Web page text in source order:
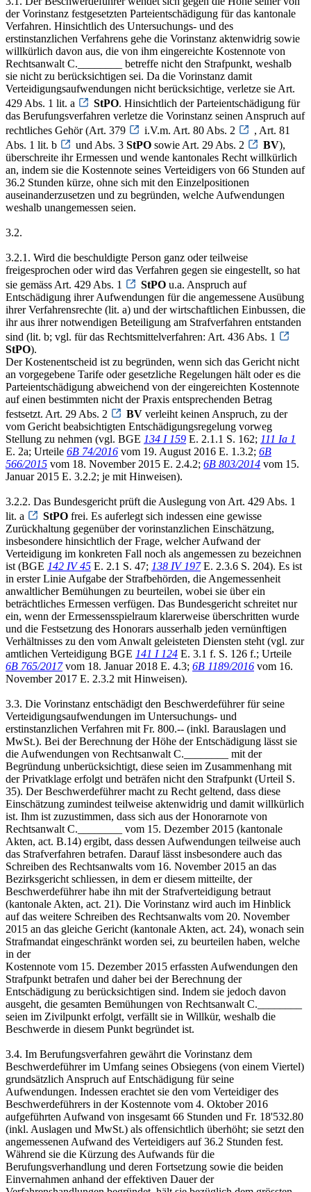
der Vorinstanz festgesetzten Parteientschädigung für das kantonale
Verfahren. Hinsichtlich des Untersuchungs- und des
erstinstanzlichen Verfahrens gehe die Vorinstanz aktenwidrig sowie
willkürlich davon aus, die von ihm eingereichte Kostennote von
Rechtsanwalt C.________ betreffe nicht den Strafpunkt, weshalb
sie nicht zu berücksichtigen sei. Da die Vorinstanz damit
Verteidigungsaufwendungen nicht berücksichtige, verletze sie Art.
429 Abs. 1 lit. a
StPO. Hinsichtlich der Parteientschädigung für
das Berufungsverfahren verletze die Vorinstanz seinen Anspruch auf
rechtliches Gehör (Art. 379
i.V.m. Art. 80 Abs. 2
, Art. 81
Abs. 1 lit. b
und Abs. 3 StPO sowie Art. 29 Abs. 2 BV),
überschreite ihr Ermessen und wende kantonales Recht willkürlich
an, indem sie die Kostennote seines Verteidigers von 66 Stunden auf
36.2 Stunden kürze, ohne sich mit den Einzelpositionen
auseinanderzusetzen und zu begründen, welche Aufwendungen
weshalb unangemessen seien.
3.2.
3.2.1. Wird die beschuldigte Person ganz oder teilweise
freigesprochen oder wird das Verfahren gegen sie eingestellt, so hat
sie gemäss Art. 429 Abs. 1
StPO u.a. Anspruch auf
Entschädigung ihrer Aufwendungen für die angemessene Ausübung
ihrer Verfahrensrechte (lit. a) und der wirtschaftlichen Einbussen, die
ihr aus ihrer notwendigen Beteiligung am Strafverfahren entstanden
sind (lit. b; vgl. für das Rechtsmittelverfahren: Art. 436 Abs. 1
StPO).
Der Kostenentscheid ist zu begründen, wenn sich das Gericht nicht
an vorgegebene Tarife oder gesetzliche Regelungen hält oder es die
Parteientschädigung abweichend von der eingereichten Kostennote
auf einen bestimmten nicht der Praxis entsprechenden Betrag
festsetzt. Art. 29 Abs. 2
BV verleiht keinen Anspruch, zu der
vom Gericht beabsichtigten Entschädigungsregelung vorweg
Stellung zu nehmen (vgl. BGE 134 I 159 E. 2.1.1 S. 162; 111 Ia 1
E. 2a; Urteile 6B 74/2016 vom 19. August 2016 E. 1.3.2; 6B
566/2015 vom 18. November 2015 E. 2.4.2; 6B 803/2014 vom 15.
Januar 2015 E. 3.2.2; je mit Hinweisen).
3.2.2. Das Bundesgericht prüft die Auslegung von Art. 429 Abs. 1
lit. a
StPO frei. Es auferlegt sich indessen eine gewisse
Zurückhaltung gegenüber der vorinstanzlichen Einschätzung,
insbesondere hinsichtlich der Frage, welcher Aufwand der
Verteidigung im konkreten Fall noch als angemessen zu bezeichnen
ist (BGE 142 IV 45 E. 2.1 S. 47; 138 IV 197E. 2.3.6 S. 204). Es ist
in erster Linie Aufgabe der Strafbehörden, die Angemessenheit
anwaltlicher Bemühungen zu beurteilen, wobei sie über ein
beträchtliches Ermessen verfügen. Das Bundesgericht schreitet nur
ein, wenn der Ermessensspielraum klarerweise überschritten wurde
und die Festsetzung des Honorars ausserhalb jeden vernünftigen
Verhältnisses zu den vom Anwalt geleisteten Diensten steht (vgl. zur
amtlichen Verteidigung BGE 141 I 124 E. 3.1 f. S. 126 f.; Urteile
6B 765/2017vom 18. Januar 2018 E. 4.3; 6B 1189/2016 vom 16.
November 2017 E. 2.3.2 mit Hinweisen).
3.3. Die Vorinstanz entschädigt den Beschwerdeführer für seine
Verteidigungsaufwendungen im Untersuchungs- und
erstinstanzlichen Verfahren mit Fr. 800.-- (inkl. Barauslagen und
MwSt.). Bei der Berechnung der Höhe der Entschädigung lässt sie
die Aufwendungen von Rechtsanwalt C.________ mit der
Begründung unberücksichtigt, diese seien im Zusammenhang mit
der Privatklage erfolgt und beträfen nicht den Strafpunkt (Urteil S.
35). Der Beschwerdeführer macht zu Recht geltend, dass diese
Einschätzung zumindest teilweise aktenwidrig und damit willkürlich
ist. Ihm ist zuzustimmen, dass sich aus der Honorarnote von
Rechtsanwalt C.________ vom 15. Dezember 2015 (kantonale
Akten, act. B.14) ergibt, dass dessen Aufwendungen teilweise auch
das Strafverfahren betrafen. Darauf lässt insbesondere auch das
Schreiben des Rechtsanwalts vom 16. November 2015 an das
Bezirksgericht schliessen, in dem er diesem mitteilte, der
Beschwerdeführer habe ihn mit der Strafverteidigung betraut
(kantonale Akten, act. 21). Die Vorinstanz wird auch im Hinblick
auf das weitere Schreiben des Rechtsanwalts vom 20. November
2015 an das gleiche Gericht (kantonale Akten, act. 24), wonach sein
Strafmandat eingeschränkt worden sei, zu beurteilen haben, welche
in der
Kostennote vom 15. Dezember 2015 erfassten Aufwendungen den
Strafpunkt betrafen und daher bei der Berechnung der
Entschädigung zu berücksichtigen sind. Indem sie jedoch davon
ausgeht, die gesamten Bemühungen von Rechtsanwalt C.________
seien im Zivilpunkt erfolgt, verfällt sie in Willkür, weshalb die
Beschwerde in diesem Punkt begründet ist.
3.4. Im Berufungsverfahren gewährt die Vorinstanz dem
Beschwerdeführer im Umfang seines Obsiegens (von einem Viertel)
grundsätzlich Anspruch auf Entschädigung für seine
Aufwendungen. Indessen erachtet sie den vom Verteidiger des
Beschwerdeführers in der Kostennote vom 4. Oktober 2016
aufgeführten Aufwand von insgesamt 66 Stunden und Fr. 18'532.80
(inkl. Auslagen und MwSt.) als offensichtlich überhöht; sie setzt den
angemessenen Aufwand des Verteidigers auf 36.2 Stunden fest.
Während sie die Kürzung des Aufwands für die
Berufungsverhandlung und deren Fortsetzung sowie die beiden
Einvernahmen anhand der effektiven Dauer der